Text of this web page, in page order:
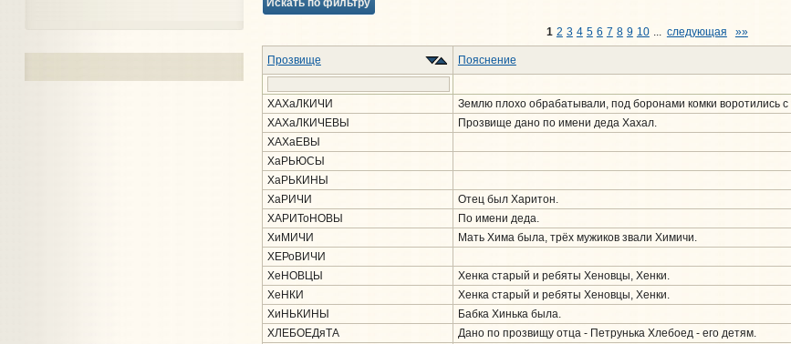
Искать по фильтру
1 2 3 4 5 6 7 8 9 10 ... следующая »»
Прозвище Пояснение
ХАХаЛКИЧИ Землю плохо обрабатывали, под боронами комки воротились с
ХАХаЛКИЧЕВЫ
Прозвище дано по имени деда Хахал.
ХАХаЕВЫ
ХаРЬЮСЫ
ХаРЬКИНЫ
ХаРИЧИ
Отец был Харитон.
ХАРИТоНОВЫ
По имени деда.
ХиМИЧИ
Мать Хима была, трёх мужиков звали Химичи.
ХЕРоВИЧИ
ХеНОВЦЫ
Хенка старый и ребяты Хеновцы, Хенки.
ХеНКИ
Хенка старый и ребяты Хеновцы, Хенки.
ХиНЬКИНЫ
Бабка Хинька была.
ХЛЕБОЕДяТА
Дано по прозвищу отца - Петрунька Хлебоед - его детям.